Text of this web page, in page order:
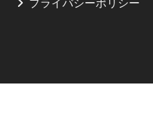
プライバシーポリシー